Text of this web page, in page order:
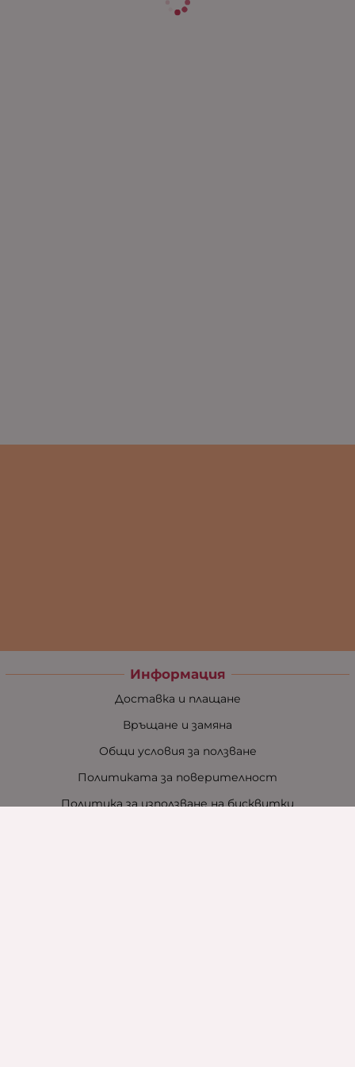
Информация
Доставка и плащане
Връщане и замяна
Общи условия за ползване
Политиката за поверителност
Политика за използване на бисквитки